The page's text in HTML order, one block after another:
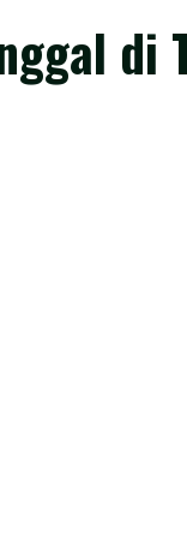
di